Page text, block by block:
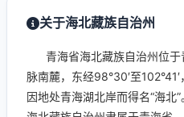
关于海北藏族自治州
青海省海北藏族自治州位于
脉南麓，东经98°30′至102°41′
因地处青海湖北岸而得名“海北”